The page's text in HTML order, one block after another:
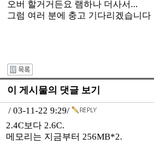
오버 할거거든요 램하나 더사서...
그럼 여러 분에 충고 기다리겠습니다
이 게시물의 댓글 보기
/ 03-11-22 9:29/
2.4C보다 2.6C.
메모리는 지금부터 256MB*2.